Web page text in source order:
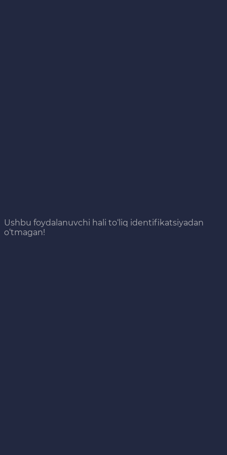
Ushbu foydalanuvchi hali to‘liq identifikatsiyadan
o‘tmagan!